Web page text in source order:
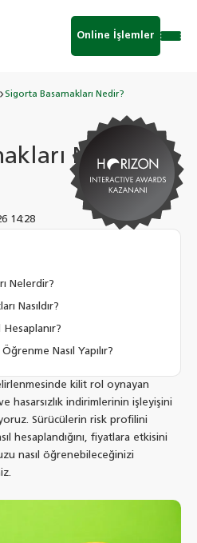
Online İşlemler
Sigorta Basamakları Nedir?
Nedir?
14:28
kilit rol oynayan
hasarsızlık indirimlerinin işleyişini
Sürücülerin risk profilini
hesaplandığını, fiyatlara etkisini
nasıl öğrenebileceğinizi
Nelerdir?
Nasıldır?
Hesaplanır?
Nasıl Yapılır?